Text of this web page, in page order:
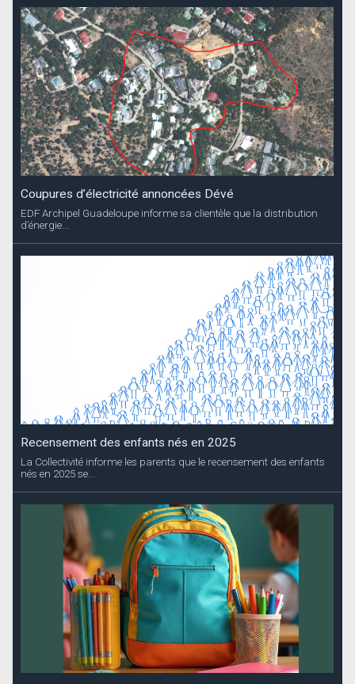
Coupures d’électricité annoncées Dévé
EDF Archipel Guadeloupe informe sa clientèle que la distribution
d’énergie...
Recensement des enfants nés en 2025
La Collectivité informe les parents que le recensement des enfants
nés en 2025 se...